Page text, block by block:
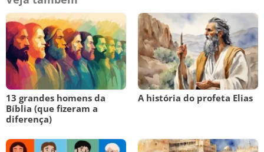
13 grandes homens da
Bíblia (que fizeram a
diferença)
A história do profeta Elias